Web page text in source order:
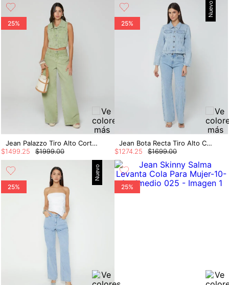
25%
Jean Palazzo Tiro Alto Corte Costuras
$1999.00
$1499 25
Nuevo
25%
Jean Bota Recta Tiro Alto Con Hotfix
$1699.00
$1274 25
Nuevo
25% 25%